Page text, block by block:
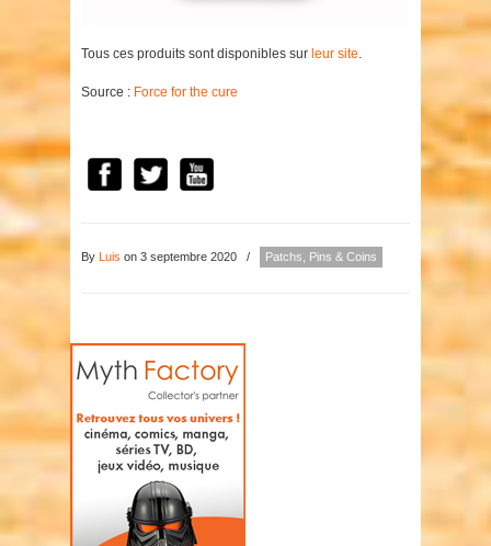
Tous ces produits sont disponibles sur leur site.
Source : Force for the cure
By Luis on 3 septembre 2020 / Patchs, Pins & Coins